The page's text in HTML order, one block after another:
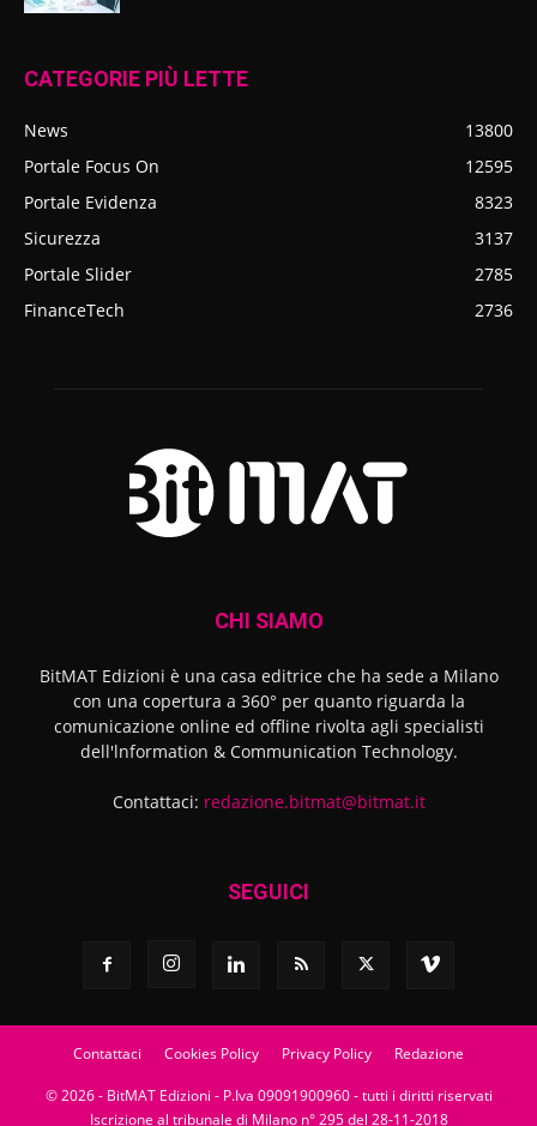
CATEGORIE PIÙ LETTE
News
13800
Portale Focus On
12595
Portale Evidenza
8323
Sicurezza
3137
Portale Slider
2785
FinanceTech
2736
CHI SIAMO
BitMAT Edizioni è una casa editrice che ha sede a Milano
con una copertura a 360° per quanto riguarda la
comunicazione online ed offline rivolta agli specialisti
dell'lnformation & Communication Technology.
Contattaci: redazione.bitmat@bitmat.it
SEGUICI
Contattaci Cookies Policy Privacy Policy Redazione
© 2026 - BitMAT Edizioni - P.Iva 09091900960 - tutti i diritti riservati
Iscrizione al tribunale di Milano n° 295 del 28-11-2018